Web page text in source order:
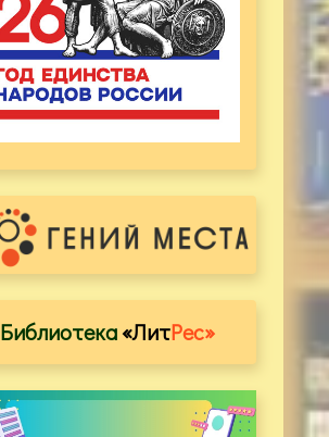
Библиотека«ЛитРес»